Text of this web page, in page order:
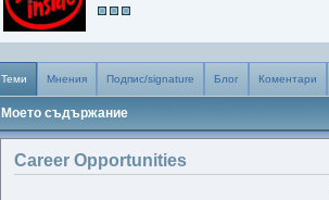
Теми Мнения Подпис/signature Блог Коментари
Моето съдържание
Career Opportunities